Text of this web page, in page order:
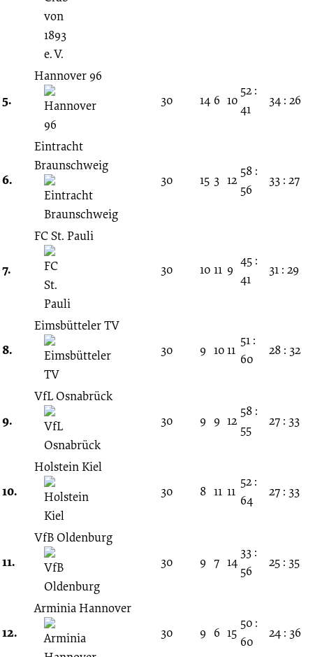
5.
Hannover 96
30
14 6 10
52 :
41
34 : 26
6.
Eintracht
Braunschweig
30
15 3 12
58 :
56
33 : 27
7.
FC St. Pauli
30 10 11 9
45 :
41
31 : 29
8.
Eimsbütteler TV
30
9 1011
51 :
60
28 : 32
9.
VfL Osnabrück
30
9 9 12
58 :
55
27 : 33
10.
Holstein Kiel
30
8 11 11
52 :
64
27 : 33
11.
VfB Oldenburg
30
9 7 14
33 :
56
25 : 35
12.
Arminia Hannover
30
9 6 15
50 :
60
24 : 36